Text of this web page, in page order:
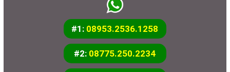
#1: 08953.2536.1258
#2: 08775.250.2234